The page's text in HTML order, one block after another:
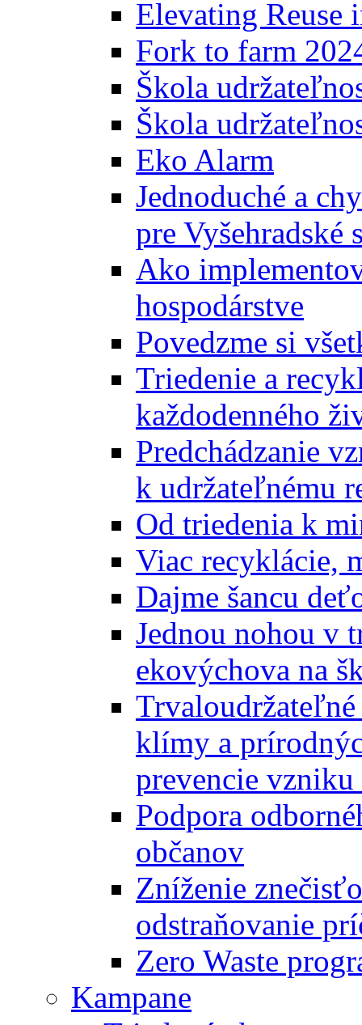
Elevating Reuse
Fork to farm
Škola
Škola
Eko Alarm
Jednoduché a
pre Vyšehradské
Ako
hospodárstve
Povedzme si
Triedenie a
každodenného
Predchádzanie
k udržateľnému
Od triedenia k
Viac recyklácie,
Dajme šancu
Jednou nohou v
ekovýchova na
klímy a
prevencie vzniku
Podpora
občanov
Zníženie
odstraňovanie
Zero Waste
Kampane